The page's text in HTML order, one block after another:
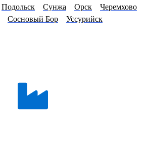
Подольск Сунжа Орск
Черемхово
Сосновый Бор
Уссурийск